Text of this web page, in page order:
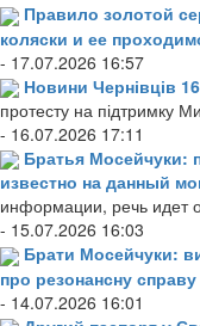
Правило золотой
коляски и ее
- 17.07.2026 16:57
Новини Чернівців
протесту на підтримку
- 16.07.2026 17:11
Братья Мосейчуки:
известно на данный
информации, речь идет
- 15.07.2026 16:03
Брати Мосейчуки:
про резонансну справу
- 14.07.2026 16:01